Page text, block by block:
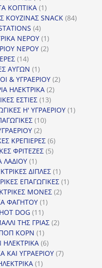
προϊόν
ΚΟΠΤΙΚΑ 11
προϊόν
ΚΟΥΖΙΝΑΣ SNACK 8484
44
προϊόντα
ΝΕΡΟΥ 11
προϊόν
ΝΕΡΟΥ 22
1414
προϊόντα
ΑΥΓΩΝ 11
προϊόν
& ΥΓΡΑΕΡΙΟΥ 22
ΗΛΕΚΤΡΙΚΑ 22
ΕΣΤΙΕΣ 1313
προϊόντα
Η' ΥΓΡΑΕΡΙΟΥ 11
1010
22
προϊόντα
ΚΡΕΠΙΕΡΕΣ 66
προϊόντα
ΦΡΙΤΕΖΕΣ 55
ΛΑΔΙΟΥ 11
προϊόν
ΔΙΠΛΕΣ 11
προϊόν
ΕΠΑΓΩΓΙΚΕΣ 11
ΜΟΝΕΣ 22
ΦΑΓΗΤΟΥ 11
DOG 1111
προϊόντα
ΤΗΣ ΓΡΙΑΣ 22
ΚΟΡΝ 11
προϊόν
66
προϊόντα
ΚΑΙ ΥΓΡΑΕΡΙΟΥ 77
11